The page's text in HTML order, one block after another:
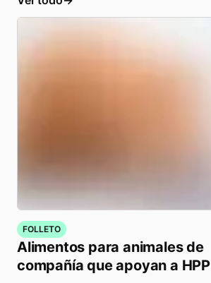
FOLLETO
Alimentos para animales de
compañía que apoyan a HPP